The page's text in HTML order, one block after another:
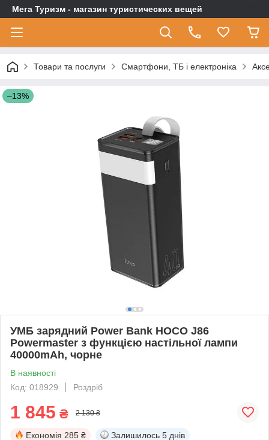
Мега Туризм - магазин туристических вещей
Товари та послуги Смартфони, ТБ і електроніка
–13%
УМБ зарядний Power Bank HOCO J86
Powermaster з функцією настільної лампи
40000mAh, чорне
В наявності
Код: 018929
Роздріб
1 845 ₴ 2 130 ₴
Економія 285 ₴ Залишилось 5 днів